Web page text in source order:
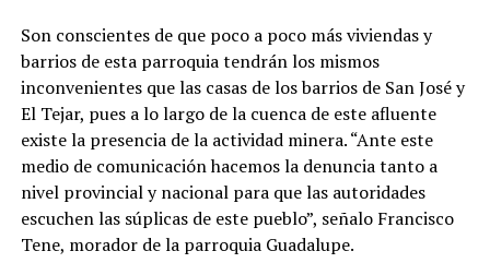
Son conscientes de que poco a poco más viviendas y
barrios de esta parroquia tendrán los mismos
inconvenientes que las casas de los barrios de San José y
El Tejar, pues a lo largo de la cuenca de este afluente
existe la presencia de la actividad minera. “Ante este
medio de comunicación hacemos la denuncia tanto a
nivel provincial y nacional para que las autoridades
escuchen las súplicas de este pueblo”, señalo Francisco
Tene, morador de la parroquia Guadalupe.